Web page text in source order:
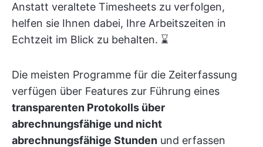
Anstatt veraltete Timesheets zu verfolgen,
helfen sie Ihnen dabei, Ihre Arbeitszeiten in
Echtzeit im Blick zu behalten. ⌛
Die meisten Programme für die Zeiterfassung
verfügen über Features zur Führung eines
transparenten Protokolls über
abrechnungsfähige und nicht
abrechnungsfähige Stunden und erfassen